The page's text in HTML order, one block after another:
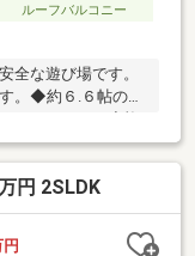
ルーフバルコニー
全な遊び場です。
。◆約６.６帖の便
ペースです。◆複
けに便利な立地で
ーパー・コンビ
円 2SLDK
円